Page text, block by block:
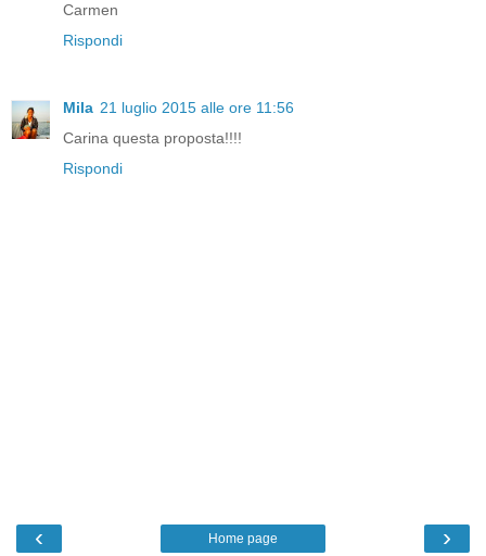
Carmen
Rispondi
Mila 21 luglio 2015 alle ore 11:56
Carina questa proposta!!!!
Rispondi
‹ ›
Home page